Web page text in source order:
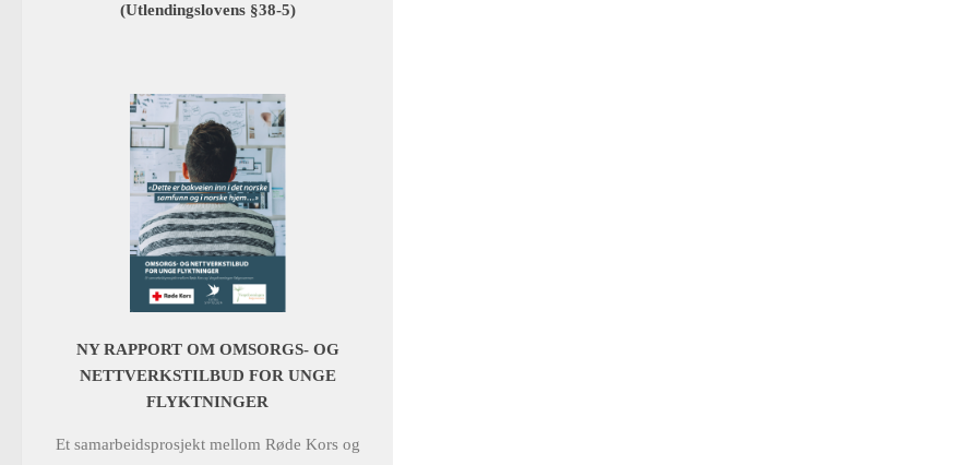
(Utlendingslovens §38-5)
NY RAPPORT OM OMSORGS- OG
NETTVERKSTILBUD FOR UNGE
FLYKTNINGER
Et samarbeidsprosjekt mellom Røde Kors og